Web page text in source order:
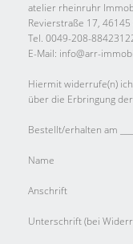
atelier rheinruhr
Revierstraße 17,
Tel. 0049-208-
E-Mail: info@arr-
Hiermit widerrufe(n)
über die Erbringung
Bestellt/erhalten am
Name
Anschrift
Unterschrift (bei